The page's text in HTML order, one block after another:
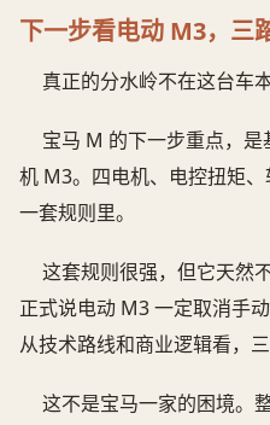
下一步看电动 M3，三
真正的分水岭不在这台车
宝马 M 的下一步重点，
机 M3。四电机、电控扭矩
一套规则里。
这套规则很强，但它天然
正式说电动 M3 一定取消手
从技术路线和商业逻辑看，
这不是宝马一家的困境。